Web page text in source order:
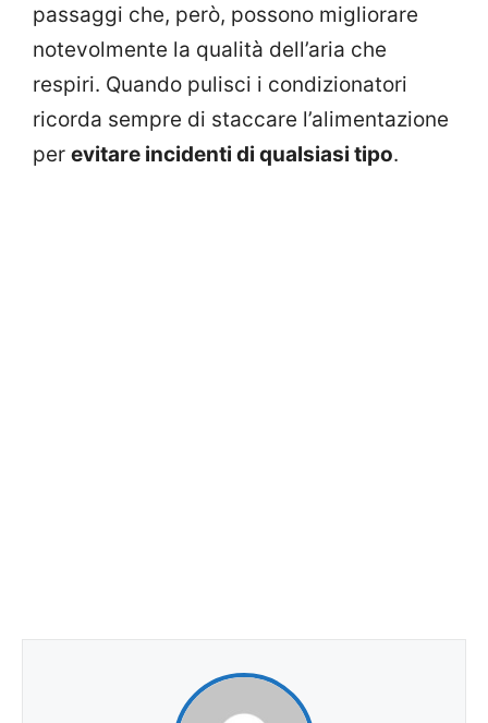
passaggi che, però, possono migliorare
notevolmente la qualità dell’aria che
respiri. Quando pulisci i condizionatori
ricorda sempre di staccare l’alimentazione
per evitare incidenti di qualsiasi tipo.